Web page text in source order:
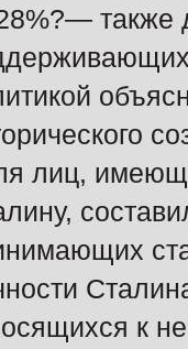
также
лиц,
к